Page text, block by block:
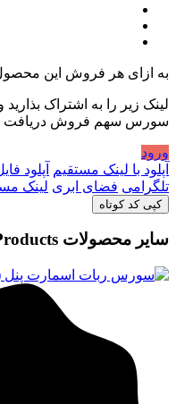
به ازای هر فروش این
لینک زیر را به اشتراک
سورس سهم فروش دریافت
ورود
آپلود با لینک مستقیم
آپلود
تلگرامی فضای ابری لینک
کپی کد کوتاه
سایر محصولات Limoo 🍋